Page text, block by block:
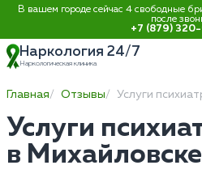
В вашем городе сейчас 4 свободные
после
+7 (879)
Наркология 24/7
Наркологическая клиника
Главная Отзывы Услуги
Услуги
в Михайловске